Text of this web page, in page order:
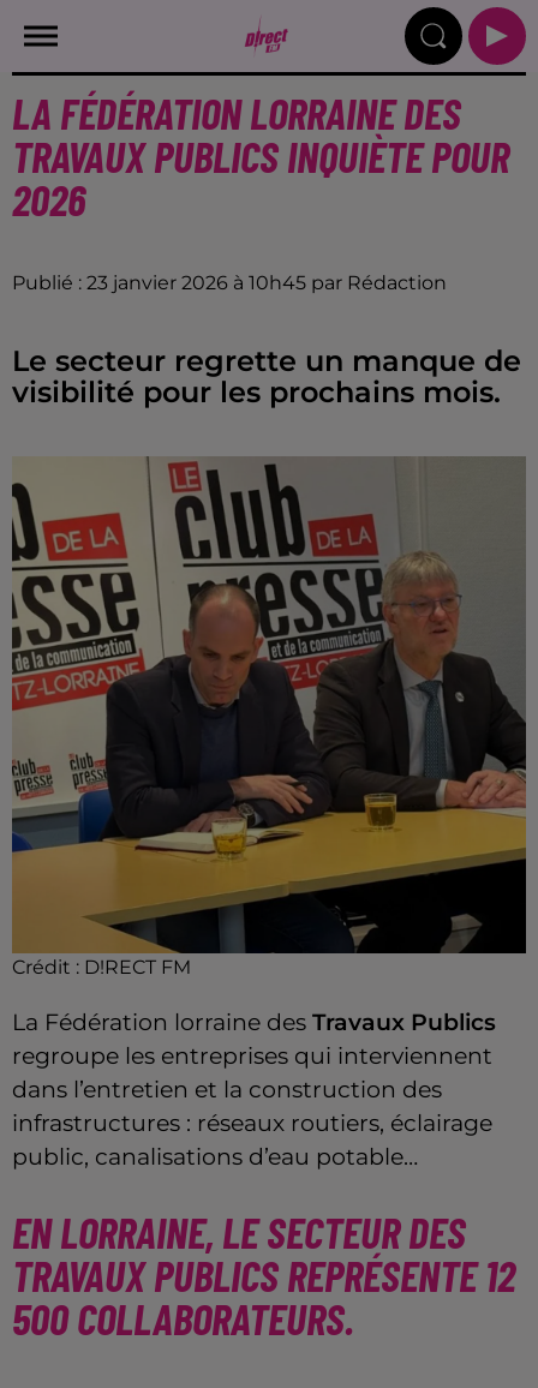
LA FÉDÉRATION LORRAINE DES
TRAVAUX PUBLICS INQUIÈTE POUR
2026
Publié : 23 janvier 2026 à 10h45 par Rédaction
Le secteur regrette un manque de
visibilité pour les prochains mois.
Crédit : D!RECT FM
La Fédération lorraine des Travaux Publics
regroupe les entreprises qui interviennent
dans l’entretien et la construction des
infrastructures : réseaux routiers, éclairage
public, canalisations d’eau potable…
EN LORRAINE, LE SECTEUR DES
TRAVAUX PUBLICS REPRÉSENTE 12
500 COLLABORATEURS.